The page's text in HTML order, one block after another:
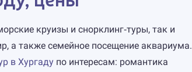
круизы и снорклинг‑туры, так и
а также семейное посещение аквариума.
в Хургаду по интересам: романтика